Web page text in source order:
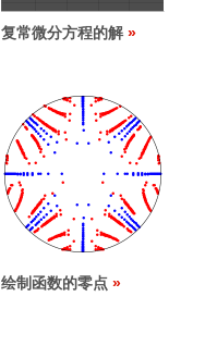
复常微分方程的解
绘制函数的零点